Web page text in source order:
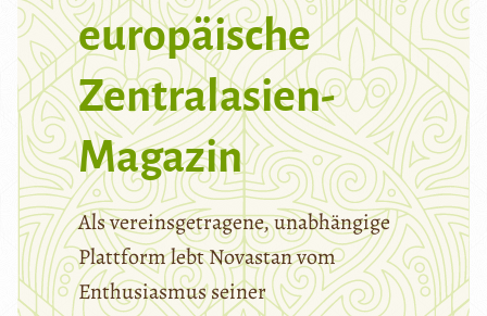
europäische
Zentralasien-
Magazin
Als vereinsgetragene, unabhängige
Plattform lebt Novastan vom
Enthusiasmus seiner